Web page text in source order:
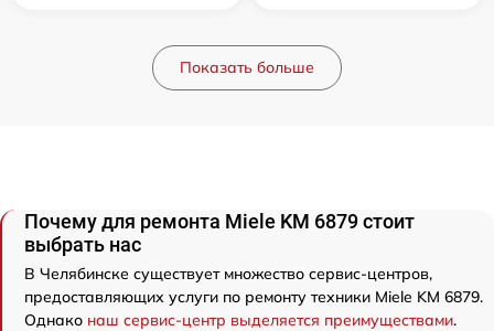
Показать больше
Почему для ремонта Miele KM 6879 стоит
выбрать нас
В Челябинске существует множество сервис-центров,
предоставляющих услуги по ремонту техники Miele KM 6879.
Однако наш сервис-центр выделяется преимуществами.